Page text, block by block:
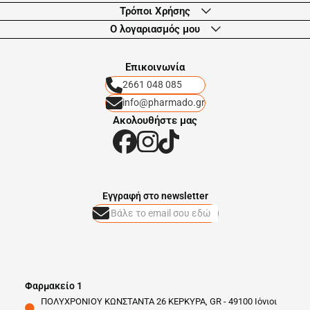
Τρόποι Χρήσης
Ο λογαριασμός μου
Eπικοινωνία
2661 048 085
info@pharmado.gr
Ακολουθήστε μας
Φαρμακείο 1
ΠΟΛΥΧΡΟΝΙΟΥ ΚΩΝΣΤΑΝΤΑ 26 ΚΕΡΚΥΡΑ, GR - 49100 Ιόνιοι
Eγγραφή στο newsletter